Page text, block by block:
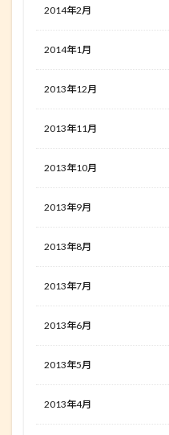
2014年2月
2014年1月
2013年12月
2013年11月
2013年10月
2013年9月
2013年8月
2013年7月
2013年6月
2013年5月
2013年4月